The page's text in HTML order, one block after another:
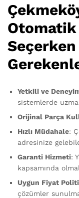
Otomatik
Yetkili ve
sistemlerde
Orijinal Parça
Hızlı Müdahale:
adresinize
Garanti Hizmeti:
kapsamında
Uygun Fiyat
çözümler